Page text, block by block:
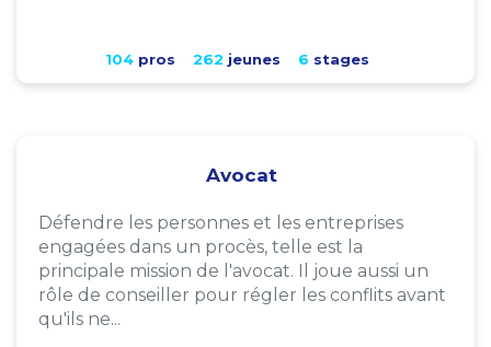
104pros 262 jeunes 6 stages
Avocat
Défendre les personnes et les entreprises
engagées dans un procès, telle est la
principale mission de l'avocat. Il joue aussi un
rôle de conseiller pour régler les conflits avant
qu'ils ne...